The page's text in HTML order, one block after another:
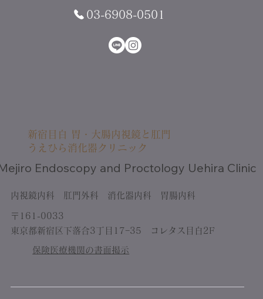
03-6908-0501
新宿目白 胃・大腸内視鏡と肛門
うえひら消化器クリニック
Endoscopy and Proctology Uehira Clinic
内視鏡内科 肛門外科 消化器内科 胃腸内科
〒161-0033
東京都新宿区下落合3丁目17−35 コレタス目白2F
保険医療機関の書面掲示